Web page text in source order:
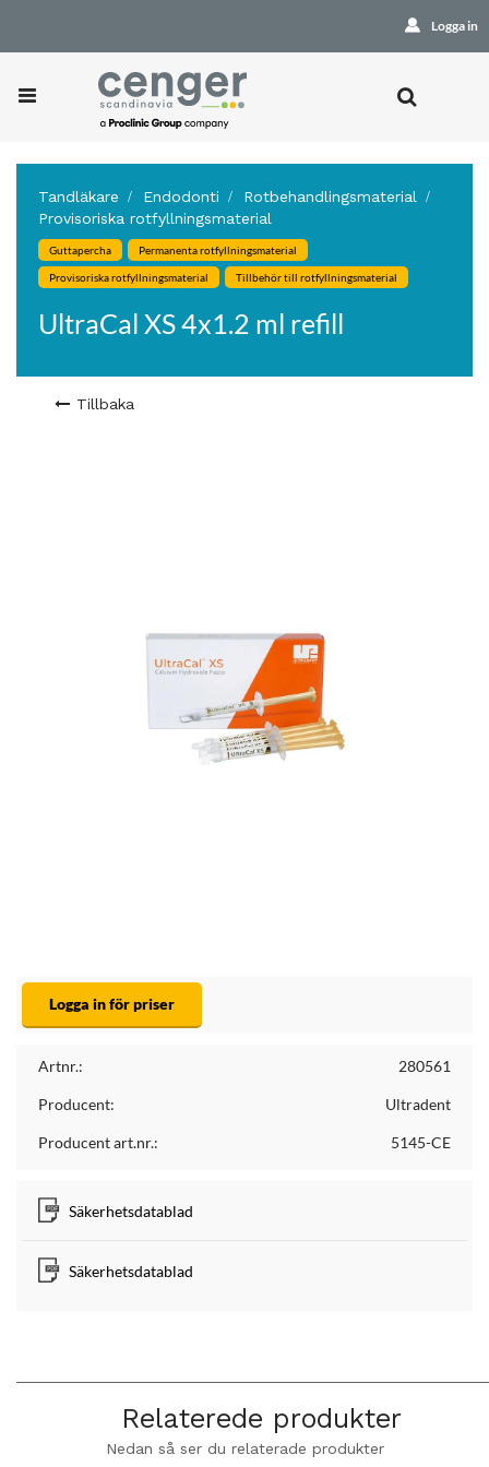
Logga in
Tandläkare Endodonti
Rotbehandlingsmaterial
Provisoriska rotfyllningsmaterial
Guttapercha Permanenta rotfyllningsmaterial
Provisoriska rotfyllningsmaterial Tillbehör till rotfyllningsmaterial
UltraCal XS 4x1.2 ml refill
Tillbaka
Logga in för priser
Artnr.: 280561
Producent: Ultradent
Producent art.nr.: 5145-CE
Säkerhetsdatablad
Säkerhetsdatablad
Relaterede produkter
Nedan så ser du relaterade produkter